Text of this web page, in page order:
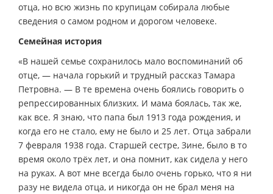
отца, но всю жизнь по крупицам собирала любые
сведения о самом родном и дорогом человеке.
Семейная история
«В нашей семье сохранилось мало воспоминаний об
отце, — начала горький и трудный рассказ Тамара
Петровна. — В те времена очень боялись говорить о
репрессированных близких. И мама боялась, так же,
как все. Я знаю, что папа был 1913 года рождения, и
когда его не стало, ему не было и 25 лет. Отца забрали
7 февраля 1938 года. Старшей сестре, Зине, было в то
время около трёх лет, и она помнит, как сидела у него
на руках. А вот мне всегда было очень горько, что я ни
разу не видела отца, и никогда он не брал меня на